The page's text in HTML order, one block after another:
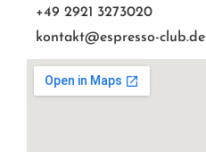
+49 2921 3273020
kontakt@espresso-club.de